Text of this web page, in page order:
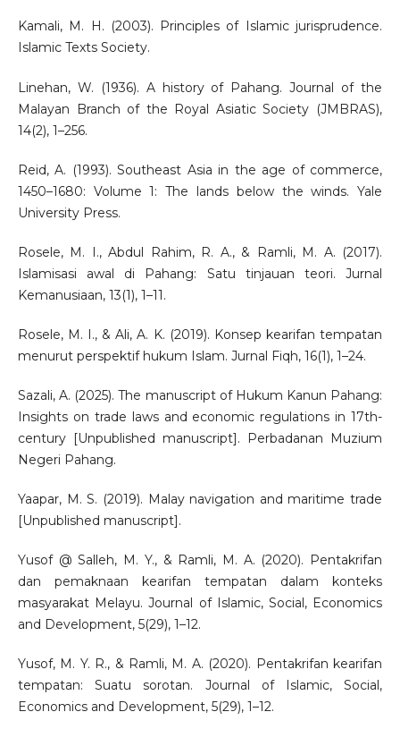
Kamali, M. H. (2003). Principles of Islamic jurisprudence.
Islamic Texts Society.
Linehan, W. (1936). A history of Pahang. Journal of the
Malayan Branch of the Royal Asiatic Society (JMBRAS),
14(2), 1–256.
Reid, A. (1993). Southeast Asia in the age of commerce,
1450–1680: Volume 1: The lands below the winds. Yale
University Press.
Rosele, M. I., Abdul Rahim, R. A., & Ramli, M. A. (2017).
Islamisasi awal di Pahang: Satu tinjauan teori. Jurnal
Kemanusiaan, 13(1), 1–11.
Rosele, M. I., & Ali, A. K. (2019). Konsep kearifan tempatan
menurut perspektif hukum Islam. Jurnal Fiqh, 16(1), 1–24.
Sazali, A. (2025). The manuscript of Hukum Kanun Pahang:
Insights on trade laws and economic regulations in 17th-
century [Unpublished manuscript]. Perbadanan Muzium
Negeri Pahang.
Yaapar, M. S. (2019). Malay navigation and maritime trade
[Unpublished manuscript].
Yusof @ Salleh, M. Y., & Ramli, M. A. (2020). Pentakrifan
dan pemaknaan kearifan tempatan dalam konteks
masyarakat Melayu. Journal of Islamic, Social, Economics
and Development, 5(29), 1–12.
Yusof, M. Y. R., & Ramli, M. A. (2020). Pentakrifan kearifan
tempatan: Suatu sorotan. Journal of Islamic, Social,
Economics and Development, 5(29), 1–12.